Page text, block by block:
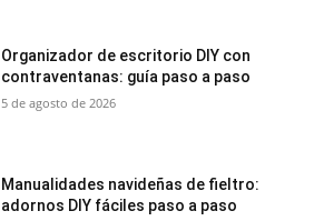
Organizador de escritorio DIY con
contraventanas: guía paso a paso
5 de agosto de 2026
Manualidades navideñas de fieltro:
adornos DIY fáciles paso a paso